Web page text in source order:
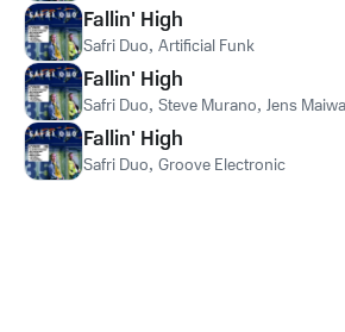
Fallin' High
Safri Duo, Artificial Funk
Fallin' High
Safri Duo, Steve Murano, Jens
Fallin' High
Safri Duo, Groove Electronic